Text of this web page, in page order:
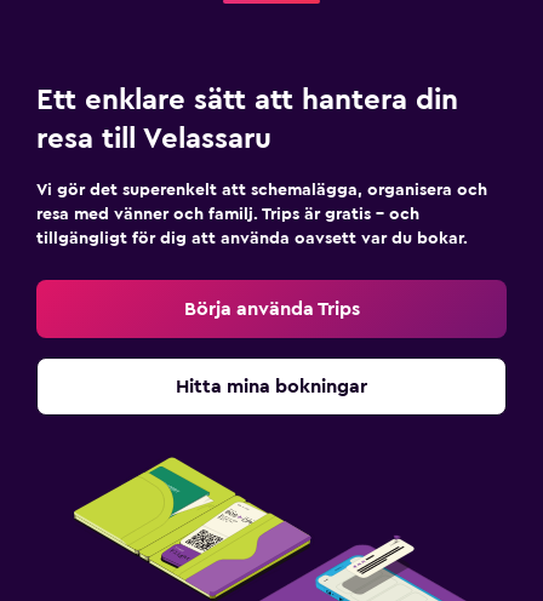
Ett enklare sätt att hantera din
resa till Velassaru
Vi gör det superenkelt att schemalägga, organisera och
resa med vänner och familj. Trips är gratis – och
tillgängligt för dig att använda oavsett var du bokar.
Börja använda Trips
Hitta mina bokningar